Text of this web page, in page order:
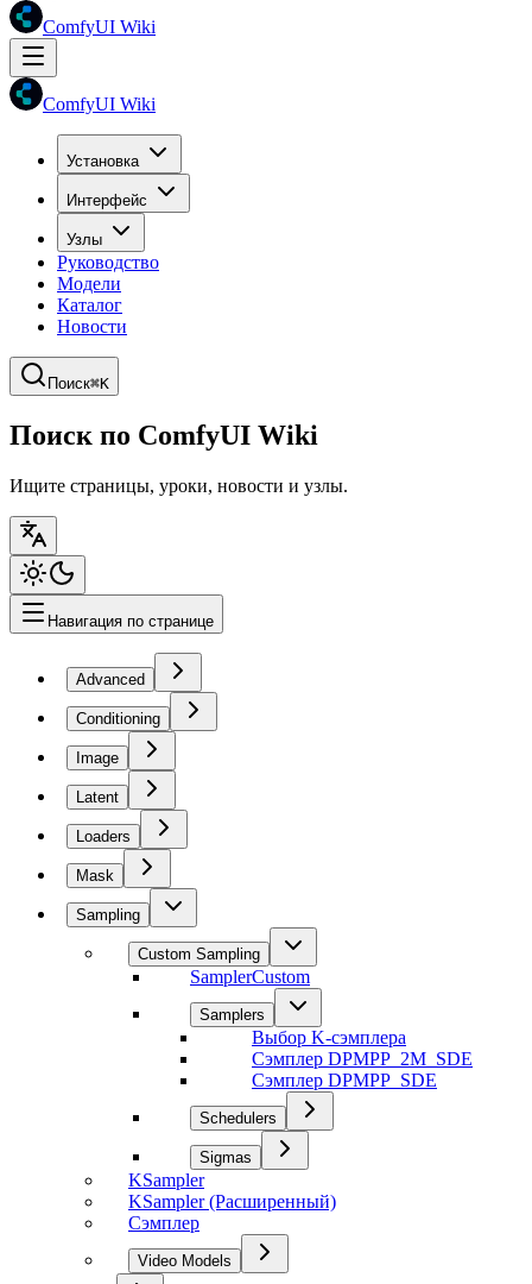
ComfyUI Wiki
ComfyUI Wiki
Установка
Интерфейс
Узлы
Руководство
Модели
Каталог
Новости
Поиск⌘K
Поиск по ComfyUI Wiki
Ищите страницы, уроки, новости и узлы.
Навигация по странице
Advanced
Conditioning
Image
Latent
Loaders
Mask
Sampling
Custom Sampling
SamplerCustom
Samplers
Выбор K-сэмплера
Сэмплер DPMPP_2M_SDE
Сэмплер DPMPP_SDE
Schedulers
Sigmas
KSampler
KSampler (Расширенный)
Сэмплер
Video Models